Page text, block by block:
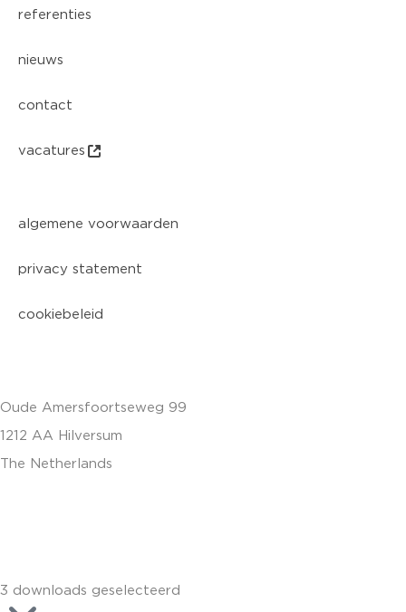
referenties
nieuws
contact
vacatures
algemene voorwaarden
privacy statement
cookiebeleid
Oude Amersfoortseweg 99
1212 AA Hilversum
The Netherlands
3 downloads geselecteerd